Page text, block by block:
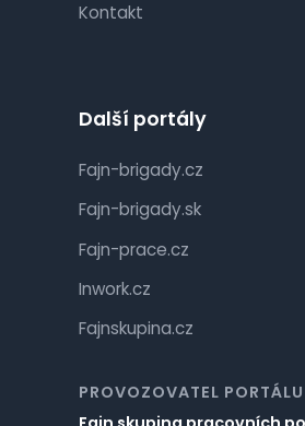
Kontakt
Další portály
Fajn-brigady.cz
Fajn-brigady.sk
Fajn-prace.cz
Inwork.cz
Fajnskupina.cz
PROVOZOVATEL PORTÁLU